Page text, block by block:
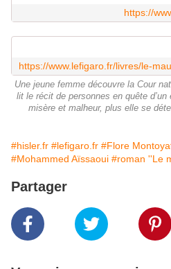
https://
Une jeune femme découvre la Cour
lit le récit de personnes en quête
misère et malheur, plus elle se
#hisler.fr #lefigaro.fr #Flore
#Mohammed Aïssaoui #roman ''Le
Partager